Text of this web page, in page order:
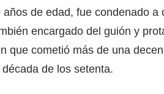
de edad, fue condenado a
encargado del guión y
que cometió más de una
de los setenta.